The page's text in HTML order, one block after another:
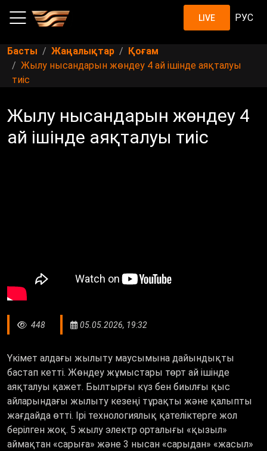
LIVE РУС
Басты Жаңалықтар
Қоғам
Жылу нысандарын жөндеу 4 ай ішінде аяқталуы
тиіс
Жылу нысандарын жөндеу 4
ай ішінде аяқталуы тиіс
448 05.05.2026, 19:32
Үкімет алдағы жылыту маусымына дайындықты
бастап кетті. Жөндеу жұмыстары төрт ай ішінде
аяқталуы қажет. Былтырғы күз бен биылғы қыс
айларындағы жылыту кезеңі тұрақты және қалыпты
жағдайда өтті. Ірі технологиялық қателіктерге жол
берілген жоқ. 5 жылу электр орталығы «қызыл»
аймақтан «сарыға» және 3 нысан «сарыдан» «жасыл»